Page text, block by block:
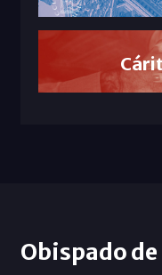
Obispado